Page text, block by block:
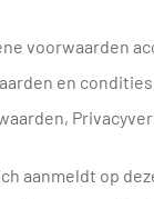
voorwaarden
en condities
aanmeldt op